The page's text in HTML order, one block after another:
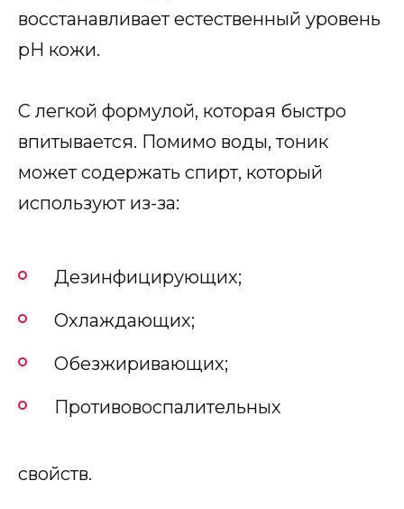
восстанавливает естественный уровень
pH кожи.
С легкой формулой, которая быстро
впитывается. Помимо воды, тоник
может содержать спирт, который
используют из-за:
Дезинфицирующих;
Охлаждающих;
Обезжиривающих;
Противовоспалительных
свойств.